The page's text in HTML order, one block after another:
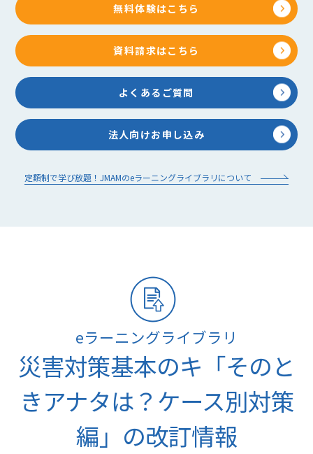
無料体験はこちら
資料請求はこちら
よくあるご質問
法人向けお申し込み
定額制で学び放題！JMAMのeラーニングライブラリについて
eラーニングライブラリ
災害対策基本のキ「そのと
きアナタは？ケース別対策
編」の改訂情報